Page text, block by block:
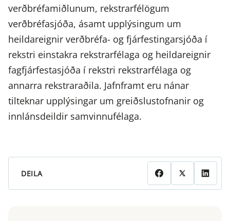
verðbréfamiðlunum, rekstrarfélögum
verðbréfasjóða, ásamt upplýsingum um
heildareignir verðbréfa- og fjárfestingarsjóða í
rekstri einstakra rekstrarfélaga og heildareignir
fagfjárfestasjóða í rekstri rekstrarfélaga og
annarra rekstraraðila. Jafnframt eru nánar
tilteknar upplýsingar um greiðslustofnanir og
innlánsdeildir samvinnufélaga.
DEILA